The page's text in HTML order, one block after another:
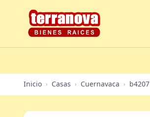
Inicio › Casas › Cuernavaca › b4207